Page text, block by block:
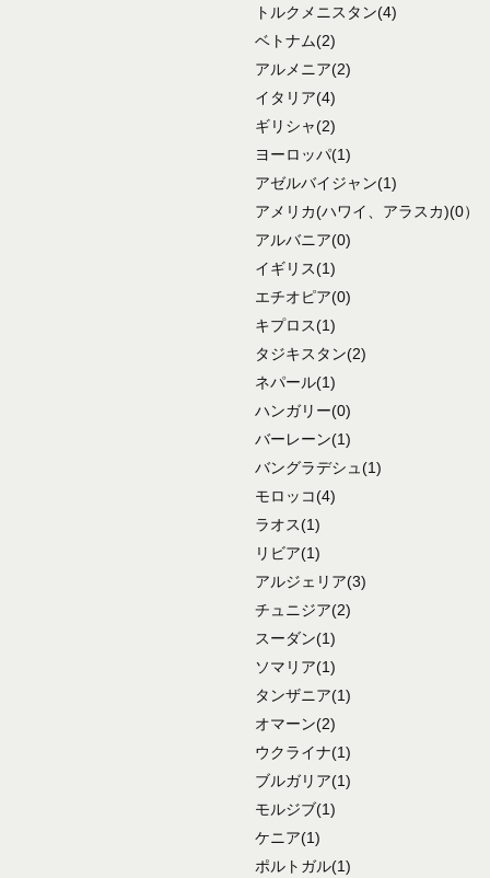
トルクメニスタン(4)
ベトナム(2)
アルメニア(2)
イタリア(4)
ギリシャ(2)
ヨーロッパ(1)
アゼルバイジャン(1)
アメリカ(ハワイ、アラスカ)(0）
アルバニア(0)
イギリス(1)
エチオピア(0)
キプロス(1)
タジキスタン(2)
ネパール(1)
ハンガリー(0)
バーレーン(1)
バングラデシュ (1)
モロッコ(4)
ラオス(1)
リビア(1)
アルジェリア(3)
チュニジア(2)
スーダン(1)
ソマリア(1)
タンザニア(1)
オマーン(2)
ウクライナ(1)
ブルガリア(1)
モルジブ(1)
ケニア(1)
ポルトガル(1)